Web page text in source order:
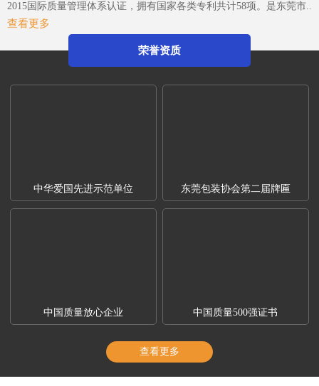
2015国际质量管理体系认证，拥有国家各类专利共计58项。是东莞市
企石镇工商联副会长单位、东莞市企石镇文学艺术界联合会副主席单
位、东莞市环保包装行业协会副会长单位、东莞市数控装备行业协会
第二届会长单位、广东省包装技术协会常务理事单位、广东省胶粘剂
查看更多
荣誉资质
中华爱国先进示范单位 东莞包装协会第二届牌匾
中国质量放心企业 中国质量500强证书
查看更多